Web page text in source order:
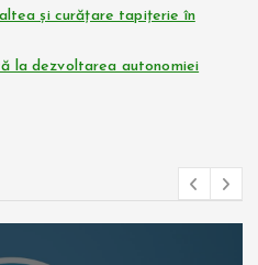
și curățare tapițerie în
la dezvoltarea autonomiei